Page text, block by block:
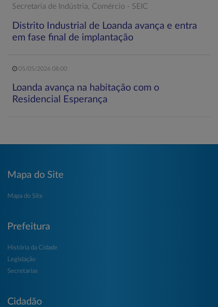
Secretaria de Indústria, Comércio - SEIC
Distrito Industrial de Loanda avança e entra
em fase final de implantação
05/05/2026 08:00
Loanda avança na habitação com o
Residencial Esperança
Mapa do Site
Mapa do Site
Prefeitura
História da Cidade
Legislação
Secretarias
Cidadão